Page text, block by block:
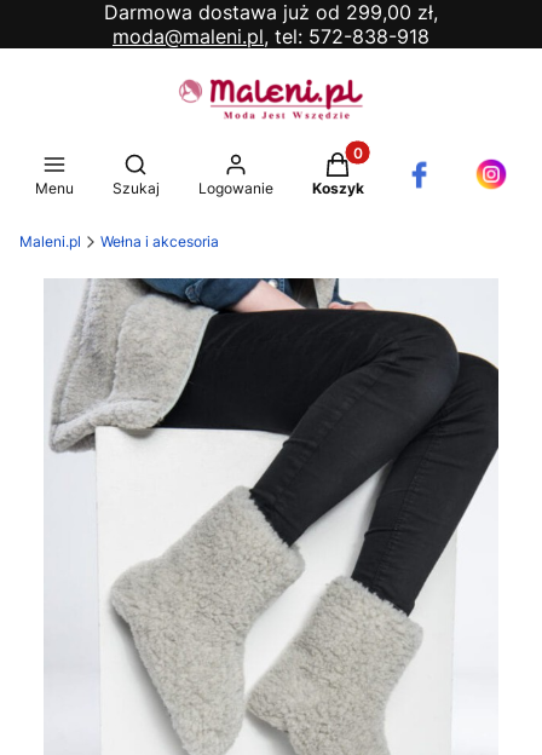
Darmowa dostawa już od 299,00 zł,
moda@maleni.pl, tel: 572-838-918
Menu
Otwórz wyszukiwarkę
Szukaj Logowanie
Produkty w koszyku: 0.
Koszyk
Maleni.pl Wełna i akcesoria